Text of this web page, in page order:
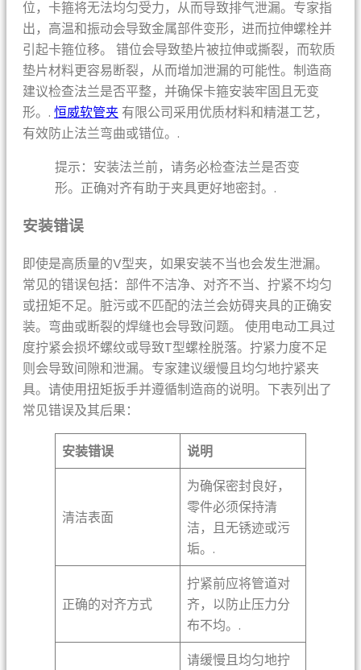
位，卡箍将无法均匀受力，从而导致排气泄漏。专家指
出，高温和振动会导致金属部件变形，进而拉伸螺栓并
引起卡箍位移。 错位会导致垫片被拉伸或撕裂，而软质
垫片材料更容易断裂，从而增加泄漏的可能性。制造商
建议检查法兰是否平整，并确保卡箍安装牢固且无变
形。. 恒威软管夹 有限公司采用优质材料和精湛工艺，
有效防止法兰弯曲或错位。.
提示：安装法兰前，请务必检查法兰是否变
形。正确对齐有助于夹具更好地密封。.
安装错误
即使是高质量的V型夹，如果安装不当也会发生泄漏。
常见的错误包括：部件不洁净、对齐不当、拧紧不均匀
或扭矩不足。脏污或不匹配的法兰会妨碍夹具的正确安
装。弯曲或断裂的焊缝也会导致问题。 使用电动工具过
度拧紧会损坏螺纹或导致T型螺栓脱落。拧紧力度不足
则会导致间隙和泄漏。专家建议缓慢且均匀地拧紧夹
具。请使用扭矩扳手并遵循制造商的说明。下表列出了
常见错误及其后果：
安装错误 说明
清洁表面
为确保密封良好，
零件必须保持清
洁，且无锈迹或污
垢。.
正确的对齐方式
拧紧前应将管道对
齐，以防止压力分
布不均。.
请缓慢且均匀地拧